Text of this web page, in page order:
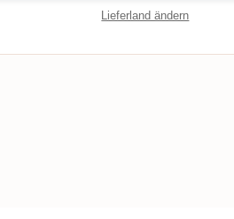
Lieferland ändern